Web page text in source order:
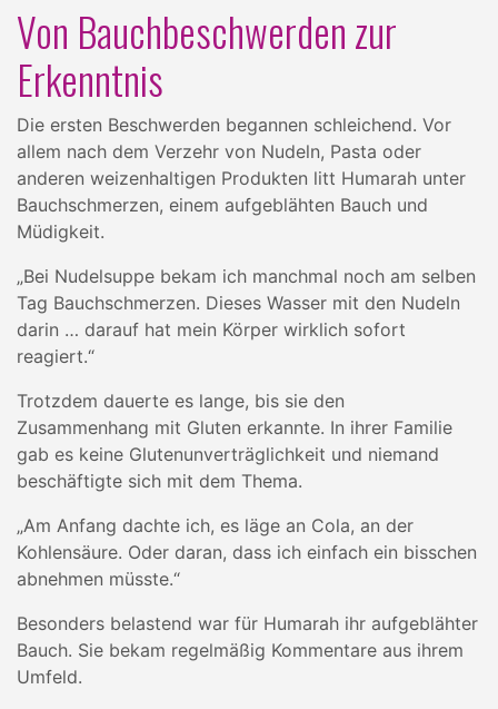
Von Bauchbeschwerden zur
Erkenntnis
Die ersten Beschwerden begannen schleichend. Vor
allem nach dem Verzehr von Nudeln, Pasta oder
anderen weizenhaltigen Produkten litt Humarah unter
Bauchschmerzen, einem aufgeblähten Bauch und
Müdigkeit.
„Bei Nudelsuppe bekam ich manchmal noch am selben
Tag Bauchschmerzen. Dieses Wasser mit den Nudeln
darin … darauf hat mein Körper wirklich sofort
reagiert.“
Trotzdem dauerte es lange, bis sie den
Zusammenhang mit Gluten erkannte. In ihrer Familie
gab es keine Glutenunverträglichkeit und niemand
beschäftigte sich mit dem Thema.
„Am Anfang dachte ich, es läge an Cola, an der
Kohlensäure. Oder daran, dass ich einfach ein bisschen
abnehmen müsste.“
Besonders belastend war für Humarah ihr aufgeblähter
Bauch. Sie bekam regelmäßig Kommentare aus ihrem
Umfeld.